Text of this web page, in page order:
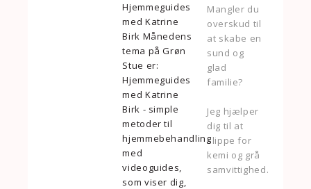
Hjemmeguides
med Katrine
Birk Månedens
tema på Grøn
Stue er:
Hjemmeguides
med Katrine
Birk - simple
metoder til
hjemmebehandling
med
videoguides,
som viser dig,
Mangler du
overskud til
at skabe en
sund og
glad
familie?
Jeg hjælper
dig til at
slippe for
kemi og grå
samvittighed.